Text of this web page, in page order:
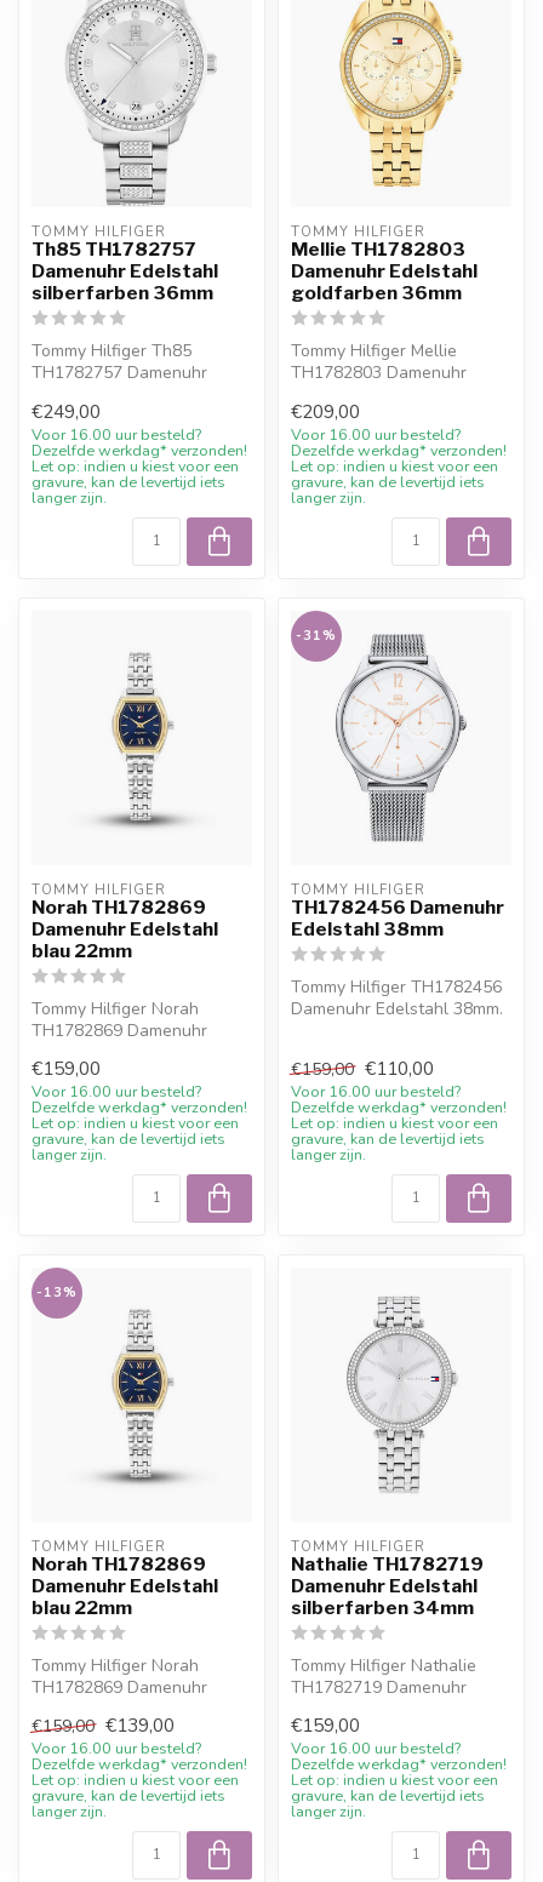
TOMMY HILFIGER
Th85 TH1782757
Damenuhr Edelstahl
silberfarben 36mm
Tommy Hilfiger Th85
TH1782757 Damenuhr
36mm. 10% Willkomm...
€249,00
Voor 16.00 uur besteld?
Dezelfde werkdag* verzonden!
Let op: indien u kiest voor een
gravure, kan de levertijd iets
langer zijn.
TOMMY HILFIGER
Mellie TH1782803
Damenuhr Edelstahl
goldfarben 36mm
Tommy Hilfiger Mellie
TH1782803 Damenuhr
10% Willkomm...
€209,00
Voor 16.00 uur besteld?
Dezelfde werkdag* verzonden!
Let op: indien u kiest voor een
gravure, kan de levertijd iets
langer zijn.
TOMMY HILFIGER
Norah TH1782869
Damenuhr Edelstahl
blau 22mm
Tommy Hilfiger Norah
TH1782869 Damenuhr
Willkommensraba...
€159,00
Voor 16.00 uur besteld?
Dezelfde werkdag* verzonden!
Let op: indien u kiest voor een
gravure, kan de levertijd iets
langer zijn.
-31%
TOMMY HILFIGER
TH1782456 Damenuhr
Edelstahl 38mm
Tommy Hilfiger TH1782456
Damenuhr Edelstahl 38mm.
€159,00 €110,00
Voor 16.00 uur besteld?
Dezelfde werkdag* verzonden!
Let op: indien u kiest voor een
gravure, kan de levertijd iets
langer zijn.
-13%
TOMMY HILFIGER
Norah TH1782869
Damenuhr Edelstahl
blau 22mm
Tommy Hilfiger Norah
TH1782869 Damenuhr
Willkommensraba...
€159,00 €139,00
Voor 16.00 uur besteld?
Dezelfde werkdag* verzonden!
Let op: indien u kiest voor een
gravure, kan de levertijd iets
langer zijn.
TOMMY HILFIGER
Nathalie TH1782719
Damenuhr Edelstahl
silberfarben 34mm
Tommy Hilfiger Nathalie
TH1782719 Damenuhr
34mm. 10% Will...
€159,00
Voor 16.00 uur besteld?
Dezelfde werkdag* verzonden!
Let op: indien u kiest voor een
gravure, kan de levertijd iets
langer zijn.